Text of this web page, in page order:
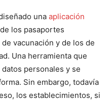
una aplicación
los pasaportes
vacunación y de los de
Una herramienta que
personales y se
Sin embargo, todavía
los establecimientos, si